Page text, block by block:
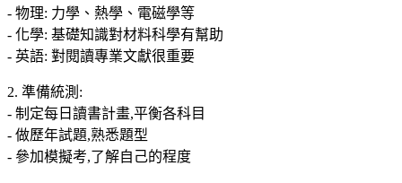
- 物理: 力學、熱學、電磁學等
- 化學: 基礎知識對材料科學有幫助
- 英語: 對閱讀專業文獻很重要
2. 準備統測:
- 制定每日讀書計畫,平衡各科目
- 做歷年試題,熟悉題型
- 參加模擬考,了解自己的程度